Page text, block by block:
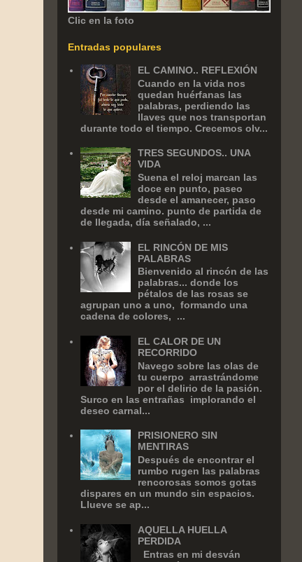
Clic en la foto
Entradas populares
EL CAMINO.. REFLEXIÓN
Cuando en la vida nos
quedan huérfanas las
palabras, perdiendo las
llaves que nos transportan
durante todo el tiempo. Crecemos olv...
TRES SEGUNDOS.. UNA
VIDA
Suena el reloj marcan las
doce en punto, paseo
desde el amanecer, paso
desde mi camino. punto de partida de
de llegada, día señalado, ...
EL RINCÓN DE MIS
PALABRAS
Bienvenido al rincón de las
palabras... donde los
pétalos de las rosas se
agrupan uno a uno, formando una
cadena de colores, ...
EL CALOR DE UN
RECORRIDO
Navego sobre las olas de
tu cuerpo arrastrándome
por el delirio de la pasión.
Surco en las entrañas implorando el
deseo carnal...
PRISIONERO SIN
MENTIRAS
Después de encontrar el
rumbo rugen las palabras
rencorosas somos gotas
dispares en un mundo sin espacios.
Llueve se ap...
AQUELLA HUELLA
PERDIDA
Entras en mi desván